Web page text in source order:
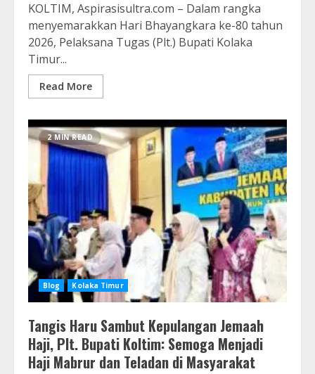
KOLTIM, Aspirasisultra.com – Dalam rangka
menyemarakkan Hari Bhayangkara ke-80 tahun
2026, Pelaksana Tugas (Plt.) Bupati Kolaka
Timur...
Read More
2 MIN READ
Blog Kolaka Timur
Tangis Haru Sambut Kepulangan Jemaah
Haji, Plt. Bupati Koltim: Semoga Menjadi
Haji Mabrur dan Teladan di Masyarakat